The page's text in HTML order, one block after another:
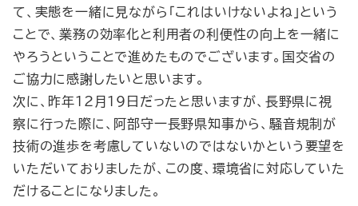
て、実態を一緒に見ながら「これはいけないよね」という
ことで、業務の効率化と利用者の利便性の向上を一緒に
やろうということで進めたものでございます。国交省の
ご協力に感謝したいと思います。
次に、昨年12月19日だったと思いますが、長野県に視
察に行った際に、阿部守一長野県知事から、騒音規制が
技術の進歩を考慮していないのではないかという要望を
いただいておりましたが、この度、環境省に対応していた
だけることになりました。